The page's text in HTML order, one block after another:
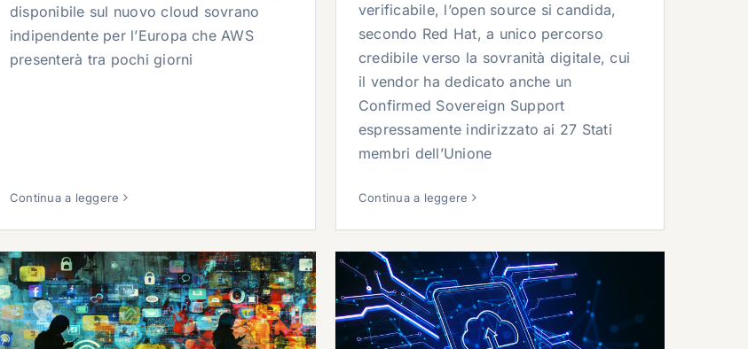
disponibile sul nuovo cloud sovrano
indipendente per l’Europa che AWS
presenterà tra pochi giorni
Continua a leggere
verificabile, l’open source si candida,
secondo Red Hat, a unico percorso
credibile verso la sovranità digitale, cui
il vendor ha dedicato anche un
Confirmed Sovereign Support
espressamente indirizzato ai 27 Stati
membri dell’Unione
Continua a leggere